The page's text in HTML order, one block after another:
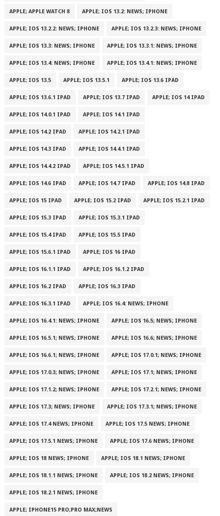
APPLE; APPLE WATCH 8 APPLE; IOS 13.2: NEWS; IPHONE
APPLE; IOS 13.2.2: NEWS; IPHONE APPLE; IOS 13.2.3: NEWS; IPHONE
APPLE; IOS 13.3: NEWS; IPHONE APPLE; IOS 13.3.1: NEWS; IPHONE
APPLE; IOS 13.4: NEWS; IPHONE APPLE; IOS 13.4.1: NEWS; IPHONE
APPLE; IOS 13.5 APPLE; IOS 13.5.1 APPLE; IOS 13.6 IPAD
APPLE; IOS 13.6.1 IPAD APPLE; IOS 13.7 IPAD APPLE; IOS 14 IPAD
APPLE; IOS 14.0.1 IPAD APPLE; IOS 14.1 IPAD
APPLE; IOS 14.2 IPAD APPLE; IOS 14.2.1 IPAD
APPLE; IOS 14.3 IPAD APPLE; IOS 14.4.1 IPAD
APPLE; IOS 14.4.2 IPAD APPLE; IOS 14.5.1 IPAD
APPLE; IOS 14.6 IPAD APPLE; IOS 14.7 IPAD APPLE; IOS 14.8 IPAD
APPLE; IOS 15 IPAD APPLE; IOS 15.2 IPAD APPLE; IOS 15.2.1 IPAD
APPLE; IOS 15.3 IPAD APPLE; IOS 15.3.1 IPAD
APPLE; IOS 15.4 IPAD APPLE; IOS 15.5 IPAD
APPLE; IOS 15.6.1 IPAD APPLE; IOS 16 IPAD
APPLE; IOS 16.1.1 IPAD APPLE; IOS 16.1.2 IPAD
APPLE; IOS 16.2 IPAD APPLE; IOS 16.3 IPAD
APPLE; IOS 16.3.1 IPAD APPLE; IOS 16.4: NEWS; IPHONE
APPLE; IOS 16.4.1: NEWS; IPHONE APPLE; IOS 16.5; NEWS; IPHONE
APPLE; IOS 16.5.1; NEWS; IPHONE APPLE; IOS 16.6; NEWS; IPHONE
APPLE; IOS 16.6.1; NEWS; IPHONE APPLE; IOS 17.0.1; NEWS; IPHONE
APPLE; IOS 17.0.3; NEWS; IPHONE APPLE; IOS 17.1; NEWS; IPHONE
APPLE; IOS 17.1.2; NEWS; IPHONE APPLE; IOS 17.2.1; NEWS; IPHONE
APPLE; IOS 17.3; NEWS; IPHONE APPLE; IOS 17.3.1; NEWS; IPHONE
APPLE; IOS 17.4 NEWS; IPHONE APPLE; IOS 17.5 NEWS; IPHONE
APPLE; IOS 17.5.1 NEWS; IPHONE APPLE; IOS 17.6 NEWS; IPHONE
APPLE; IOS 18 NEWS; IPHONE APPLE; IOS 18.1 NEWS; IPHONE
APPLE; IOS 18.1.1 NEWS; IPHONE APPLE; IOS 18.2 NEWS; IPHONE
APPLE; IOS 18.2.1 NEWS; IPHONE
APPLE; IPHONE15 PRO;PRO MAX;NEWS